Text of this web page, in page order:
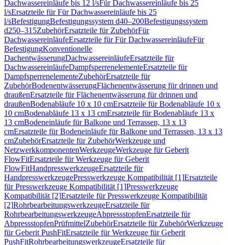
Dachwassereinläufe bis 12 l/sFür Dachwassereinläufe bis 25
l/sErsatzteile für Für Dachwassereinläufe bis 25
l/sBefestigungBefestigungssystem d40–200Befestigungssystem
d250–315ZubehörErsatzteile für ZubehörFür
DachwassereinläufeErsatzteile für Für DachwassereinläufeFür
BefestigungKonventionelle
DachentwässerungDachwassereinläufeErsatzteile für
DachwassereinläufeDampfsperrenelementeErsatzteile für
DampfsperrenelementeZubehörErsatzteile für
ZubehörBodenentwässerungFlächenentwässerung für drinnen und
draußenErsatzteile für Flächenentwässerung für drinnen und
draußenBodenabläufe 10 x 10 cmErsatzteile für Bodenabläufe 10 x
10 cmBodenabläufe 13 x 13 cmErsatzteile für Bodenabläufe 13 x
13 cmBodeneinläufe für Balkone und Terrassen, 13 x 13
cmErsatzteile für Bodeneinläufe für Balkone und Terrassen, 13 x 13
cmZubehörErsatzteile für ZubehörWerkzeuge und
NetzwerkkomponentenWerkzeugeWerkzeuge für Geberit
FlowFitErsatzteile für Werkzeuge für Geberit
FlowFitHandpresswerkzeugeErsatzteile für
HandpresswerkzeugePresswerkzeuge Kompatibilität [1]Ersatzteile
für Presswerkzeuge Kompatibilität [1]Presswerkzeuge
Kompatibilität [2]Ersatzteile für Presswerkzeuge Kompatibilität
[2]RohrbearbeitungswerkzeugeErsatzteile für
RohrbearbeitungswerkzeugeAbpressstopfenErsatzteile für
AbpressstopfenPrüfmittelZubehörErsatzteile für ZubehörWerkzeuge
für Geberit PushFitErsatzteile für Werkzeuge für Geberit
PushFitRohrbearbeitungswerkzeugeErsatzteile für